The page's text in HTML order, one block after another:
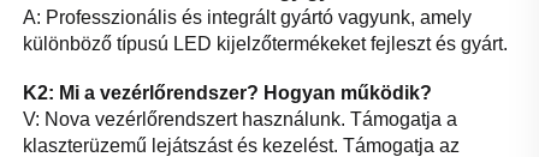
A: Professzionális és integrált gyártó vagyunk, amely
különböző típusú LED kijelzőtermékeket fejleszt és gyárt.
K2: Mi a vezérlőrendszer? Hogyan működik?
V: Nova vezérlőrendszert használunk. Támogatja a
klaszterüzemű lejátszást és kezelést. Támogatja az